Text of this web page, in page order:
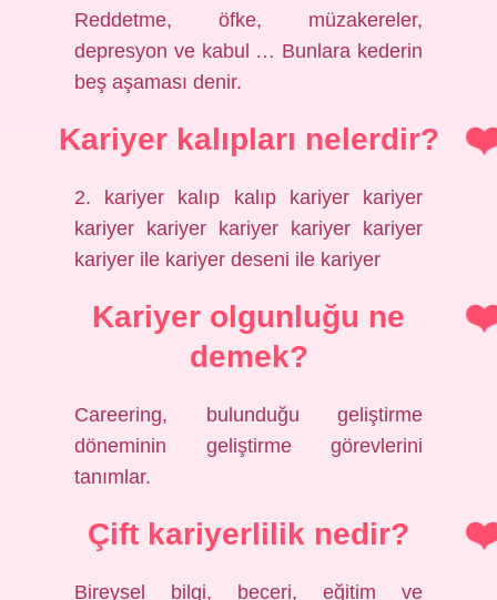
Reddetme, öfke, müzakereler,
depresyon ve kabul … Bunlara kederin
beş aşaması denir.
Kariyer kalıpları nelerdir?
2. kariyer kalıp kalıp kariyer kariyer
kariyer kariyer kariyer kariyer kariyer
kariyer ile kariyer deseni ile kariyer
Kariyer olgunluğu ne
demek?
Careering, bulunduğu geliştirme
döneminin geliştirme görevlerini
tanımlar.
Çift kariyerlilik nedir?
Bireysel bilgi, beceri, eğitim ve